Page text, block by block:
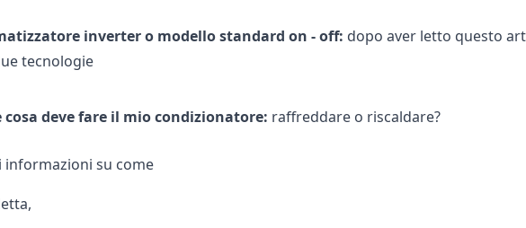
inverter o modello standard on - off: dopo aver letto questo
tecnologie
cosa deve fare il mio condizionatore: raffreddare o riscaldare?
informazioni su come